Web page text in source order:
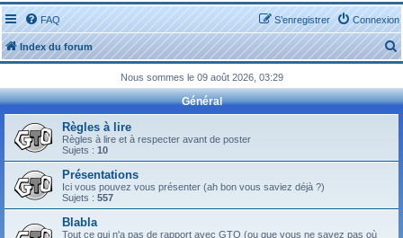
FAQ Connexion
S’enregistrer
Index du forum
e
c
Nous sommes le 09 août 2026, 03:29
Général
Règles à lire
Règles à lire et à respecter avant de poster
Sujets : 10
Présentations
Ici vous pouvez vous présenter (ah bon vous saviez déjà ?)
Sujets : 557
Blabla
Tout ce qui n'a pas de rapport avec GTO (ou que vous ne savez pas où